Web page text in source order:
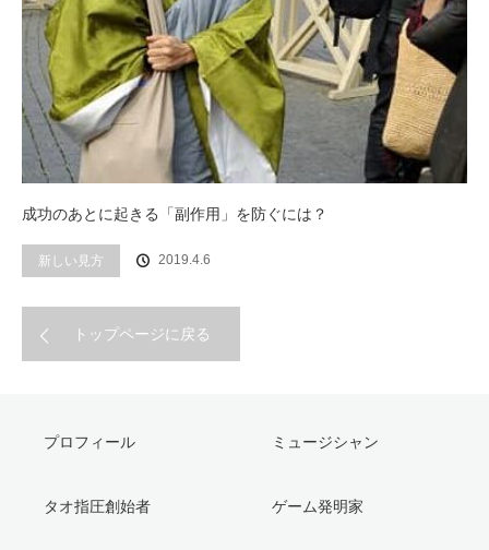
成功のあとに起きる「副作用」を防ぐには？
新しい見方 2019.4.6
トップページに戻る
プロフィール ミュージシャン
タオ指圧創始者 ゲーム発明家